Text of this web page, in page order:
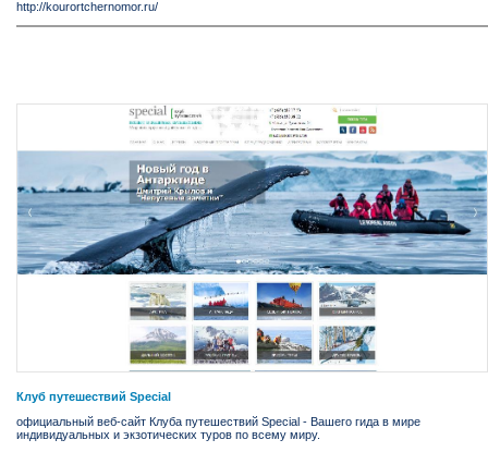
http://kourortchernomor.ru/
Клуб путешествий Special
официальный веб-сайт Клуба путешествий Special - Вашего гида в мире
индивидуальных и экзотических туров по всему миру.